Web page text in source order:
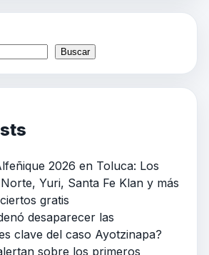
Buscar
2026 en Toluca: Los
Yuri, Santa Fe Klan y más
gratis
desaparecer las
clave del caso Ayotzinapa?
sobre los primeros